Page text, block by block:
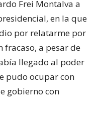
Frei Montalva a
en la que
por relatarme por
a pesar de
llegado al poder
pudo ocupar con
gobierno con